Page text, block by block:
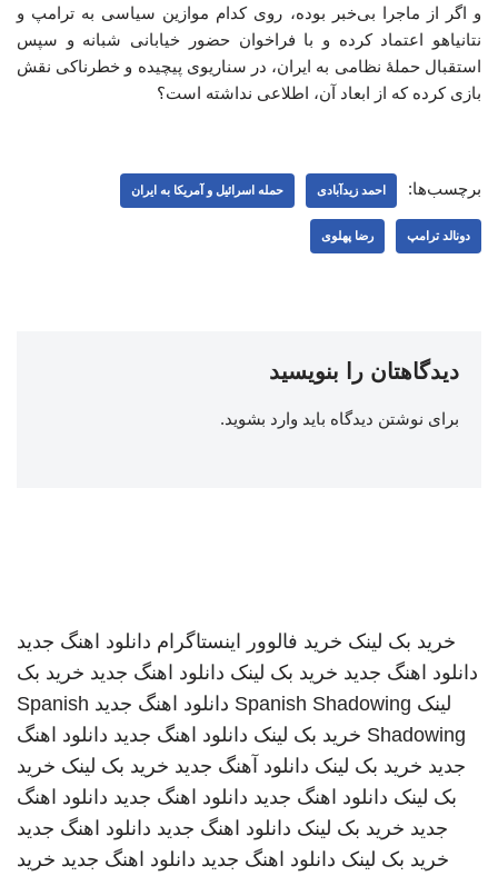
و اگر از ماجرا بی‌خبر بوده، روی کدام موازین سیاسی به ترامپ و
نتانیاهو اعتماد کرده و با فراخوان حضور خیابانی شبانه و سپس
استقبال حملهٔ نظامی به ایران، در سناریوی پیچیده و خطرناکی نقش
بازی کرده که از ابعاد آن، اطلاعی نداشته است؟
برچسب‌ها: احمد زیدآبادی حمله اسرائیل و آمریکا به ایران
دونالد ترامپ رضا پهلوی
دیدگاهتان را بنویسید
برای نوشتن دیدگاه باید وارد بشوید.
خرید بک لینک خرید فالوور اینستاگرام دانلود اهنگ جدید
دانلود اهنگ جدید خرید بک لینک دانلود اهنگ جدید خرید بک
لینک Spanish Shadowing دانلود اهنگ جدید Spanish
Shadowing خرید بک لینک دانلود اهنگ جدید دانلود اهنگ
جدید خرید بک لینک دانلود آهنگ جدید خرید بک لینک خرید
بک لینک دانلود اهنگ جدید دانلود اهنگ جدید دانلود اهنگ
جدید خرید بک لینک دانلود اهنگ جدید دانلود اهنگ جدید
خرید بک لینک دانلود اهنگ جدید دانلود اهنگ جدید خرید